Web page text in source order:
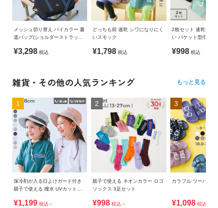
メッシュ切り替え バイカラー 書
道バッグ(ショルダーストラップ
¥3,298 税込
どっちも前 速乾 シワになりにく
いスモック
¥1,798 税込
2枚セット 速乾 シワ
い バケット型巾着
¥998 税込
雑貨・その他の人気ランキング もっと見る
1
保冷剤が入る日よけガード付き
親子で使える 撥水 UVカットフ
¥1,199 税込～
2
親子で使える ネオンカラー ロゴ
ソックス 3足セット
¥998 税込～
3
カラフル ツーバン
¥1,098 税込